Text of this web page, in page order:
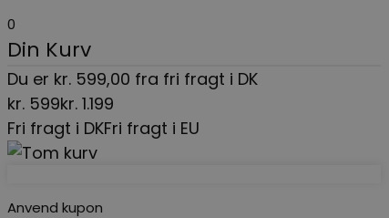
0
Din Kurv
Du er kr. 599,00 fra fri fragt i DK
kr. 599kr. 1.199
Fri fragt i DKFri fragt i EU
Anvend kupon